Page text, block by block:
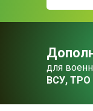
для
ВСУ, ТРО